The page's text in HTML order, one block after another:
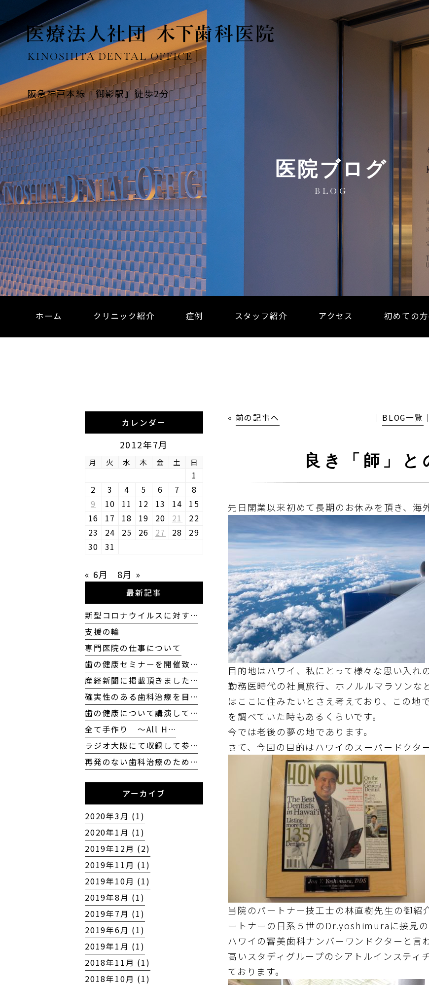
阪急神戸本線「御影駅」徒歩2分
医院ブログ
BLOG
ホーム クリニック紹介 症例 スタッフ紹介 アクセス 初めての
« 前の記事へ │ BLOG一覧 │
良き「師」と
先日開業以来初めて長期のお休みを頂き、海
目的地はハワイ、私にとって様々な思い入れ
勤務医時代の社員旅行、ホノルルマラソンな
はここに住みたいとさえ考えており、この地
を調べていた時もあるくらいです。
今では老後の夢の地であります。
さて、今回の目的はハワイのスーパードクタ
当院のパートナー技工士の林直樹先生の御紹
ートナーの日系５世のDr.yoshimuraに接見の
ハワイの審美歯科ナンバーワンドクターと言
高いスタディグループのシアトルインスティ
ております。
カレンダー
2012年7月
月 火 水 木 金 土 日
1
2
3 4 5 6 7
8
9
10 11 12 13 14
15
16
17 18 19 20 21
22
23
24 25 26 27 28
29
30
31
« 6月 8月 »
最新記事
新型コロナウイルスに対す…
支援の輪
専門医院の仕事について
歯の健康セミナーを開催致…
産経新聞に掲載頂きました…
確実性のある歯科治療を目…
歯の健康について講演して…
全て手作り 〜All H…
ラジオ大阪にて収録して参…
再発のない歯科治療のため…
アーカイブ
2020年3月 (1)
2020年1月 (1)
2019年12月 (2)
2019年11月 (1)
2019年10月 (1)
2019年8月 (1)
2019年7月 (1)
2019年6月 (1)
2019年1月 (1)
2018年11月 (1)
2018年10月 (1)